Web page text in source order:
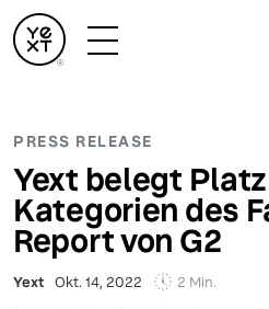
PRESS RELEASE
Yext belegt Platz
Kategorien des
Report von G2
Yext Okt. 14, 2022 2 Min.